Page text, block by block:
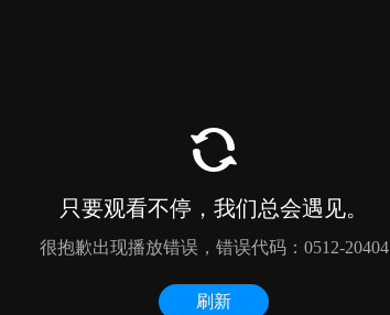
只要观看不停，我们总会遇见。
很抱歉出现播放错误，错误代码：0512-20404
刷新